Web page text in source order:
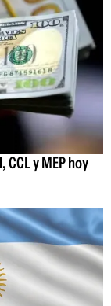
CCL y MEP hoy